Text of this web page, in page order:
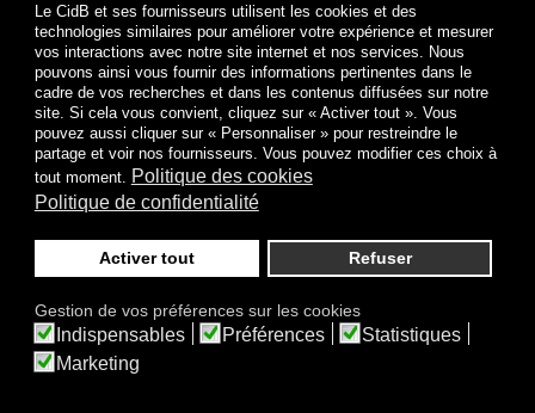
Le CidB et ses fournisseurs utilisent les cookies et des
technologies similaires pour améliorer votre expérience et mesurer
vos interactions avec notre site internet et nos services. Nous
pouvons ainsi vous fournir des informations pertinentes dans le
cadre de vos recherches et dans les contenus diffusées sur notre
site. Si cela vous convient, cliquez sur « Activer tout ». Vous
pouvez aussi cliquer sur « Personnaliser » pour restreindre le
partage et voir nos fournisseurs. Vous pouvez modifier ces choix à
tout moment. Politique des cookies
Politique de confidentialité
Activer tout Refuser
Gestion de vos préférences sur les cookies
Indispensables Préférences
Statistiques
Marketing
J’ai lu et j’accepte lesTermes et conditionset la
Politique de confidentialité
Je m'abonne
© 2009-2026 CidB. Tous droits réservés.